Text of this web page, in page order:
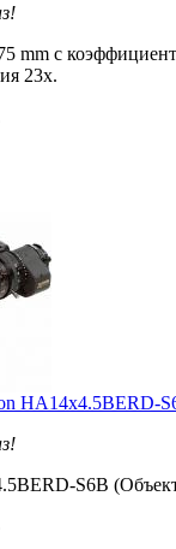
mm с
23x.
HA14x4.5BERD-
S6B